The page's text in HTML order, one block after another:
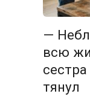
—
всю
тянул